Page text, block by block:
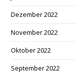
Dezember 2022
November 2022
Oktober 2022
September 2022